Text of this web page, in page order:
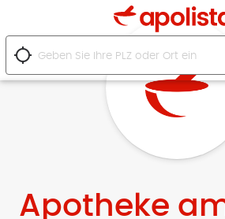
location_searching
Apotheke